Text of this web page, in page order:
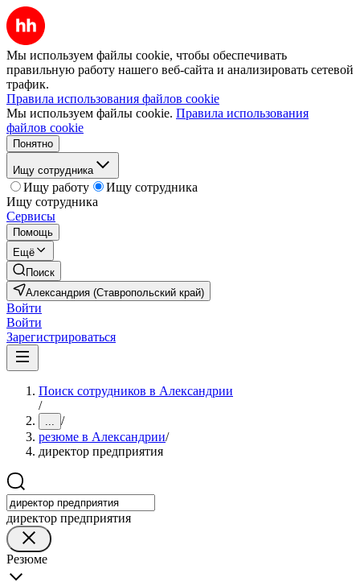
Мы используем файлы cookie, чтобы обеспечивать
правильную работу нашего веб-сайта и анализировать сетевой
трафик.
Правила использования файлов cookie
Мы используем файлы cookie. Правила использования
файлов cookie
Понятно
Ищу сотрудника
Ищу работу
Ищу сотрудника
Ищу сотрудника
Сервисы
Помощь
Ещё
Поиск
Александрия (Ставропольский край)
Войти
Войти
Зарегистрироваться
Поиск сотрудников в Александрии
/
... /
резюме в Александрии/
директор предприятия
директор предприятия
Резюме